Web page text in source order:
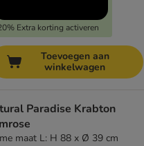
Extra korting activeren
Toevoegen aan
winkelwagen
Paradise Krabton
maat L: H 88 x Ø 39 cm